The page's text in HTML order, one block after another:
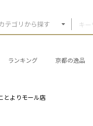
テゴリから探す
ランキング 京都の逸品
よりモール店